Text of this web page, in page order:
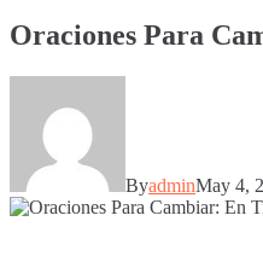
Oraciones Para
ByadminMay 4,